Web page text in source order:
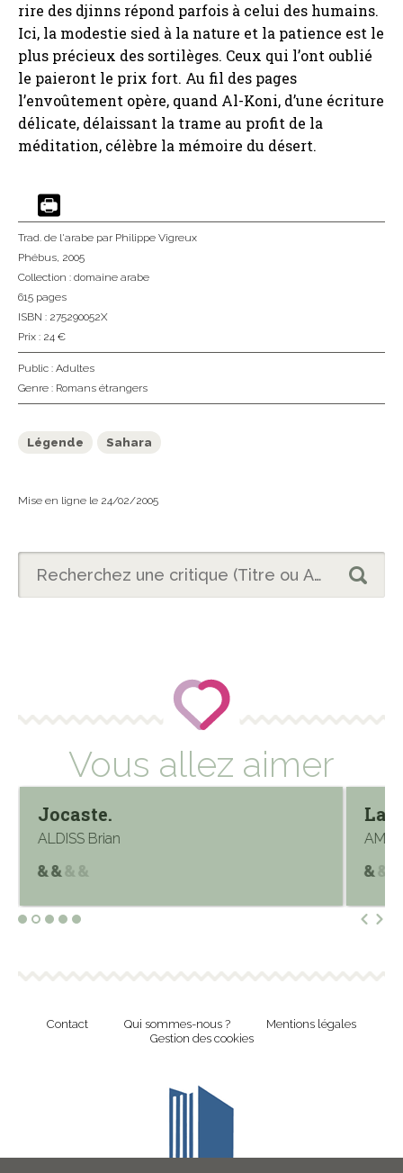
rire des djinns répond parfois à celui des humains.
Ici, la modestie sied à la nature et la patience est le
plus précieux des sortilèges. Ceux qui l’ont oublié
le paieront le prix fort. Au fil des pages
l’envoûtement opère, quand Al-Koni, d’une écriture
délicate, délaissant la trame au profit de la
méditation, célèbre la mémoire du désert.
Trad. de l'arabe par Philippe Vigreux
Phébus, 2005
Collection : domaine arabe
615 pages
ISBN : 275290052X
Prix : 24 €
Public : Adultes
Genre : Romans étrangers
Légende Sahara
Mise en ligne le 24/02/2005
Vous allez aimer
Jocaste.
ALDISS Brian
La
Contact Qui sommes-nous ?
Mentions légales
Gestion des cookies